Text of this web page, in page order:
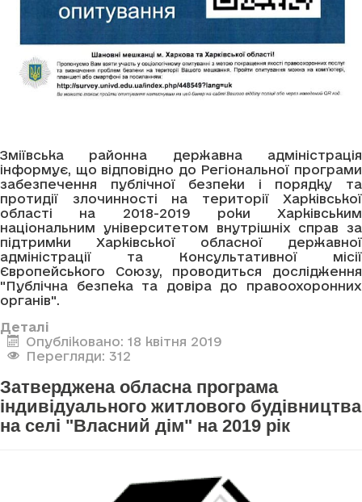
Зміївська районна державна адміністрація
інформує, що відповідно до Регіональної програми
забезпечення публічної безпеки і порядку та
протидії злочинності на території Харківської
області на 2018-2019 роки Харківським
національним університетом внутрішніх справ за
підтримки Харківської обласної державної
адміністрації та Консультативної місії
Європейського Союзу, проводиться дослідження
"Публічна безпека та довіра до правоохоронних
органів".
Деталі
Опубліковано: 18 квітня 2019
Перегляди: 312
Затверджена обласна програма
індивідуального житлового будівництва
на селі "Власний дім" на 2019 рік